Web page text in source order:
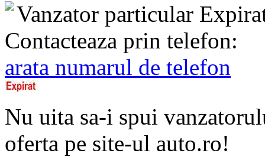
Vanzator particular
Contacteaza prin telefon:
arata numarul de telefon
Nu uita sa-i spui
oferta pe site-ul auto.ro!